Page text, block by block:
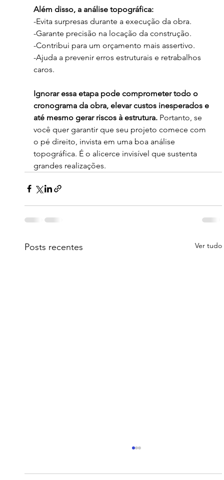
Além disso, a análise topográfica:
-Evita surpresas durante a execução da obra.
-Garante precisão na locação da construção.
-Contribui para um orçamento mais assertivo.
-Ajuda a prevenir erros estruturais e retrabalhos
caros.
Ignorar essa etapa pode comprometer todo o
cronograma da obra, elevar custos inesperados e
até mesmo gerar riscos à estrutura. Portanto, se
você quer garantir que seu projeto comece com
o pé direito, invista em uma boa análise
topográfica. É o alicerce invisível que sustenta
grandes realizações.
Posts recentes Ver tudo